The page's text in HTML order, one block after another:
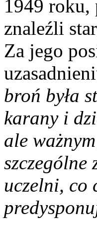
1949 roku,
znaleźli
Za jego
broń była
karany i
ale
szczególne
uczelni, co